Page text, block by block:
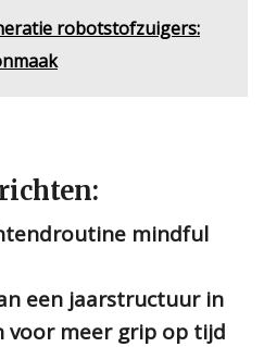
robotstofzuigers:
mindful
een jaarstructuur in
voor meer grip op tijd